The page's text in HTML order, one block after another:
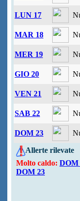
LUN 17
MAR 18
MER 19
GIO 20
VEN 21
SAB 22
DOM 23
Allerte rilevate
Molto caldo: DOM
DOM 23